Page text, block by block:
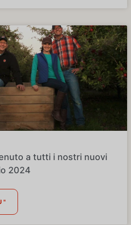
a tutti i nostri nuovi
2024
"